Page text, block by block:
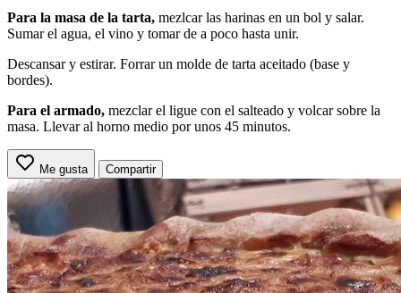
Para la masa de la tarta, mezlcar las harinas en un bol y salar.
Sumar el agua, el vino y tomar de a poco hasta unir.
Descansar y estirar. Forrar un molde de tarta aceitado (base y
bordes).
Para el armado, mezclar el ligue con el salteado y volcar sobre la
masa. Llevar al horno medio por unos 45 minutos.
Me gusta Compartir